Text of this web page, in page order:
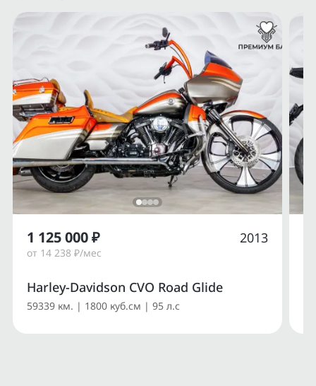
Harley-Davidson CVO Road Glide
59339 км. | 1800 куб.см | 95 л.с
1 125 000 ₽
от 14 238 ₽/мес
2013